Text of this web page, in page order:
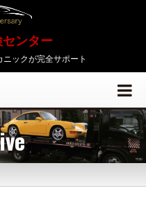
センター
ックが完全サポート